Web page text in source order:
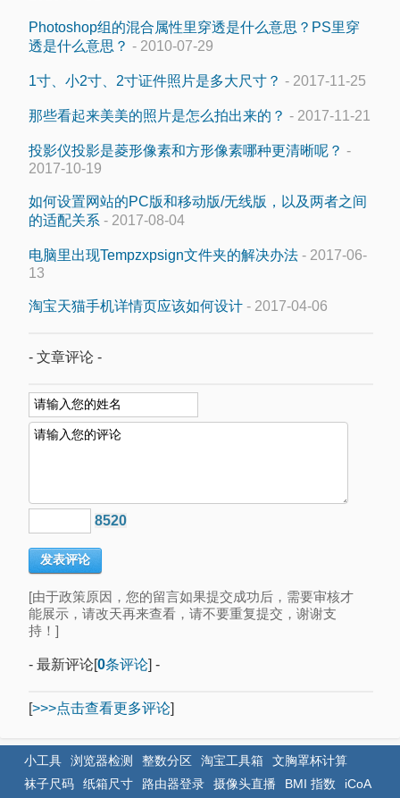
Photoshop组的混合属性里穿透是什么意思？PS里穿
透是什么意思？ - 2010-07-29
1寸、小2寸、2寸证件照片是多大尺寸？ - 2017-11-25
那些看起来美美的照片是怎么拍出来的？ - 2017-11-21
投影仪投影是菱形像素和方形像素哪种更清晰呢？ -
2017-10-19
如何设置网站的PC版和移动版/无线版，以及两者之间
的适配关系 - 2017-08-04
电脑里出现Tempzxpsign文件夹的解决办法 - 2017-06-
13
淘宝天猫手机详情页应该如何设计 - 2017-04-06
- 文章评论 -
8520
[由于政策原因，您的留言如果提交成功后，需要审核才
能展示，请改天再来查看，请不要重复提交，谢谢支
持！]
- 最新评论[0条评论] -
[>>>点击查看更多评论]
小工具 浏览器检测 整数分区 淘宝工具箱
文胸罩杯计算
袜子尺码
纸箱尺寸 路由器登录 摄像头直播 BMI 指数 iCoA